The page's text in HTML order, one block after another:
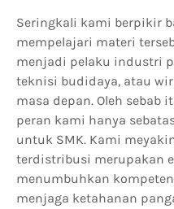
Seringkali kami berpikir
mempelajari materi
menjadi pelaku industri
teknisi budidaya, atau
masa depan. Oleh sebab
peran kami hanya
untuk SMK. Kami
terdistribusi merupakan
menumbuhkan
menjaga ketahanan